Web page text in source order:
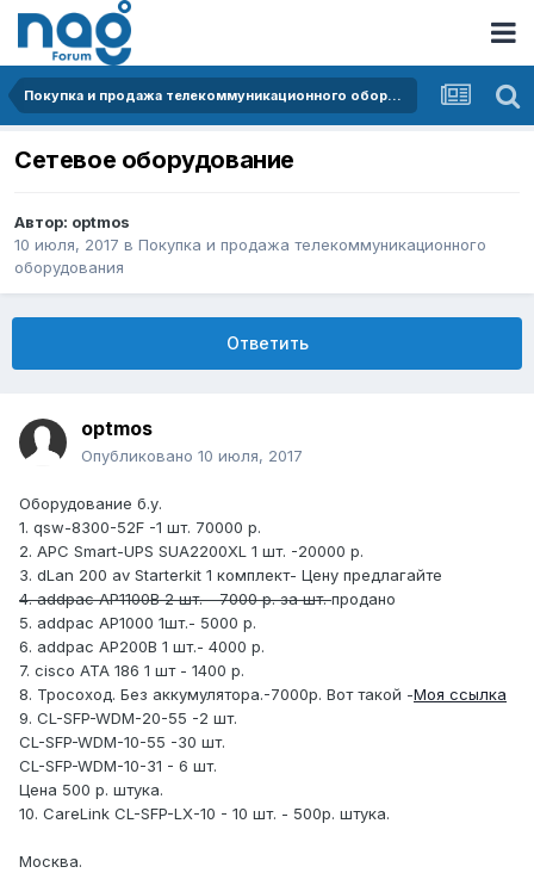
Покупка и продажа телекоммуникационного оборудования
Сетевое оборудование
Автор: optmos
10 июля, 2017 в Покупка и продажа телекоммуникационного
оборудования
Ответить
optmos
Опубликовано 10 июля, 2017
Оборудование б.у.
1. qsw-8300-52F -1 шт. 70000 р.
2. APC Smart-UPS SUA2200XL 1 шт. -20000 р.
3. dLan 200 av Starterkit 1 комплект- Цену предлагайте
4. addpac AP1100B 2 шт. - 7000 р. за шт.продано
5. addpac AP1000 1шт.- 5000 р.
6. addpac AP200B 1 шт.- 4000 р.
7. cisco ATA 186 1 шт - 1400 р.
8. Тросоход. Без аккумулятора.-7000р. Вот такой -Моя ссылка
9. CL-SFP-WDM-20-55 -2 шт.
CL-SFP-WDM-10-55 -30 шт.
CL-SFP-WDM-10-31 - 6 шт.
Цена 500 р. штука.
10. CareLink CL-SFP-LX-10 - 10 шт. - 500р. штука.
Москва.